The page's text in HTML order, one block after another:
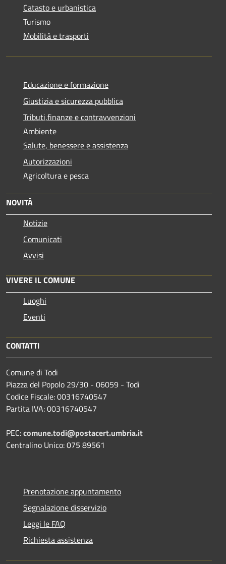
Catasto e urbanistica
Turismo
Mobilità e trasporti
Educazione e formazione
Giustizia e sicurezza pubblica
Tributi,finanze e contravvenzioni
Ambiente
Salute, benessere e assistenza
Autorizzazioni
Agricoltura e pesca
NOVITÀ
Notizie
Comunicati
Avvisi
VIVERE IL COMUNE
Luoghi
Eventi
CONTATTI
Comune di Todi
Piazza del Popolo 29/30 - 06059 - Todi
Codice Fiscale: 00316740547
Partita IVA: 00316740547
PEC:comune.todi@postacert.umbria.it
Centralino Unico: 075 89561
Prenotazione appuntamento
Segnalazione disservizio
Leggi le FAQ
Richiesta assistenza